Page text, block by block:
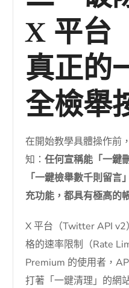
X 平台
真正的
全檢舉
在開始教學具體操作前
知：任何宣稱能「一鍵
「一鍵檢舉數千則留
充功能，都具有極高的
X 平台（Twitter API v2
格的速率限制（Rate
Premium 的使用者，
打著「一鍵清理」的網